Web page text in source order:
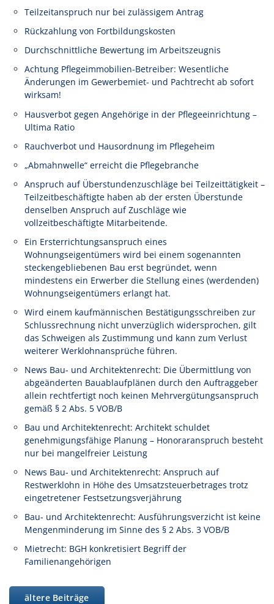
Teilzeitanspruch nur bei zulässigem Antrag
Rückzahlung von Fortbildungskosten
Durchschnittliche Bewertung im Arbeitszeugnis
Achtung Pflegeimmobilien-Betreiber: Wesentliche
Änderungen im Gewerbemiet- und Pachtrecht ab sofort
wirksam!
Hausverbot gegen Angehörige in der Pflegeeinrichtung –
Ultima Ratio
Rauchverbot und Hausordnung im Pflegeheim
„Abmahnwelle“ erreicht die Pflegebranche
Anspruch auf Überstundenzuschläge bei Teilzeittätigkeit –
Teilzeitbeschäftigte haben ab der ersten Überstunde
denselben Anspruch auf Zuschläge wie
vollzeitbeschäftigte Mitarbeitende.
Ein Ersterrichtungsanspruch eines
Wohnungseigentümers wird bei einem sogenannten
steckengebliebenen Bau erst begründet, wenn
mindestens ein Erwerber die Stellung eines (werdenden)
Wohnungseigentümers erlangt hat.
Wird einem kaufmännischen Bestätigungsschreiben zur
Schlussrechnung nicht unverzüglich widersprochen, gilt
das Schweigen als Zustimmung und kann zum Verlust
weiterer Werklohnansprüche führen.
News Bau- und Architektenrecht: Die Übermittlung von
abgeänderten Bauablaufplänen durch den Auftraggeber
allein rechtfertigt noch keinen Mehrvergütungsanspruch
gemäß § 2 Abs. 5 VOB/B
Bau und Architektenrecht: Architekt schuldet
genehmigungsfähige Planung – Honoraranspruch besteht
nur bei mangelfreier Leistung
News Bau- und Architektenrecht: Anspruch auf
Restwerklohn in Höhe des Umsatzsteuerbetrages trotz
eingetretener Festsetzungsverjährung
Bau- und Architektenrecht: Ausführungsverzicht ist keine
Mengenminderung im Sinne des § 2 Abs. 3 VOB/B
Mietrecht: BGH konkretisiert Begriff der
Familienangehörigen
ältere Beiträge